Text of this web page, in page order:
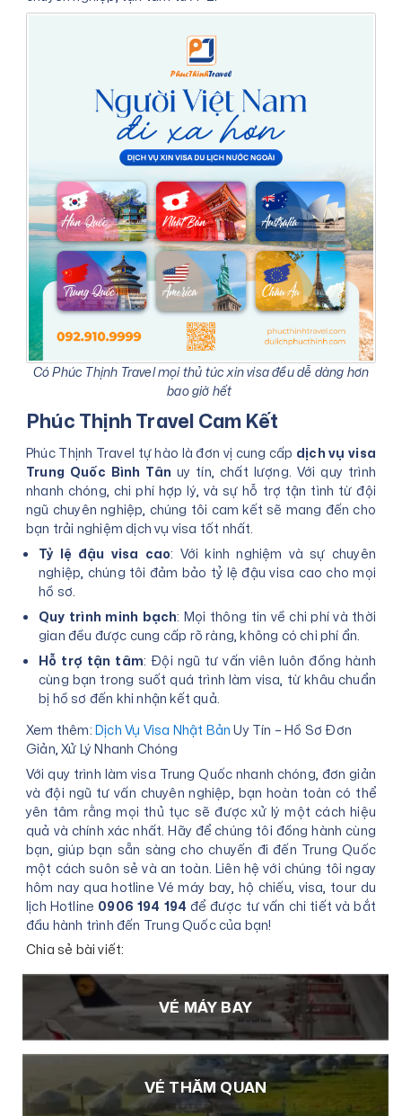
Có Phúc Thịnh Travel mọi thủ túc xin visa đều dễ dàng hơn
bao giờ hết
Phúc Thịnh Travel Cam Kết
Phúc Thịnh Travel tự hào là đơn vị cung cấp dịch vụ visa
Trung Quốc Bình Tân uy tín, chất lượng. Với quy trình
nhanh chóng, chi phí hợp lý, và sự hỗ trợ tận tình từ đội
ngũ chuyên nghiệp, chúng tôi cam kết sẽ mang đến cho
bạn trải nghiệm dịch vụ visa tốt nhất.
Tỷ lệ đậu visa cao: Với kinh nghiệm và sự chuyên
nghiệp, chúng tôi đảm bảo tỷ lệ đậu visa cao cho mọi
hồ sơ.
Quy trình minh bạch: Mọi thông tin về chi phí và thời
gian đều được cung cấp rõ ràng, không có chi phí ẩn.
Hỗ trợ tận tâm: Đội ngũ tư vấn viên luôn đồng hành
cùng bạn trong suốt quá trình làm visa, từ khâu chuẩn
bị hồ sơ đến khi nhận kết quả.
Xem thêm:Dịch Vụ Visa Nhật BảnUy Tín – Hồ Sơ Đơn
Giản, Xử Lý Nhanh Chóng
Với quy trình làm visa Trung Quốc nhanh chóng, đơn giản
và đội ngũ tư vấn chuyên nghiệp, bạn hoàn toàn có thể
yên tâm rằng mọi thủ tục sẽ được xử lý một cách hiệu
quả và chính xác nhất. Hãy để chúng tôi đồng hành cùng
bạn, giúp bạn sẵn sàng cho chuyến đi đến Trung Quốc
một cách suôn sẻ và an toàn. Liên hệ với chúng tôi ngay
hôm nay qua hotline Vé máy bay, hộ chiếu, visa, tour du
lịch Hotline 0906 194 194 để được tư vấn chi tiết và bắt
đầu hành trình đến Trung Quốc của bạn!
Chia sẻ bài viết:
VÉ MÁY BAY
VÉ THĂM QUAN